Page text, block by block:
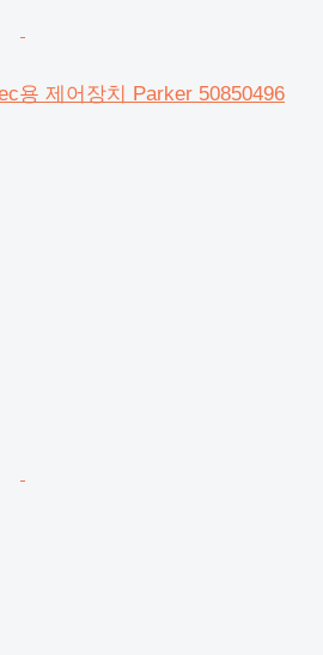
용 제어장치 Parker 50850496